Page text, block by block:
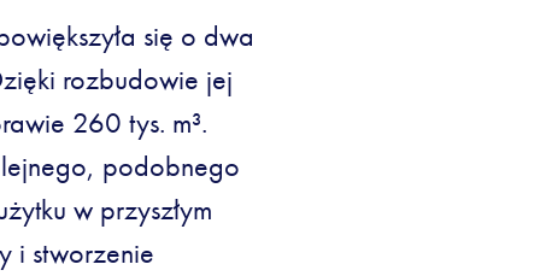
się o dwa
rozbudowie jej
260 tys. m³.
podobnego
w przyszłym
i stworzenie